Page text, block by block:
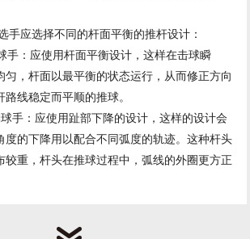
手应选择不同的杆面平衡的推杆设计：
手：应使用杆面平衡设计，这样在击球瞬
匀，杆面以最平衡的状态运行，从而修正方向
路线稳定而平顺的推球。
手：应使用趾部下降的设计，这样的设计会
度的下降用以配合不同弧度的轨迹。这种杆头
较重，杆头在推球过程中，弧线的外圈更方正